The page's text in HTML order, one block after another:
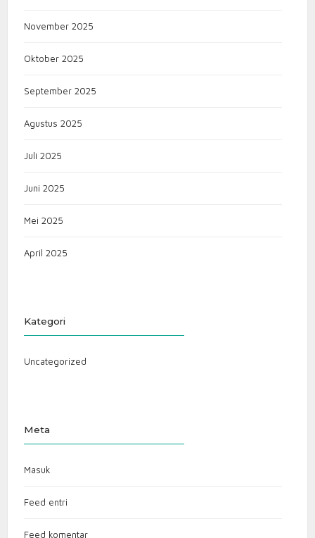
November 2025
Oktober 2025
September 2025
Agustus 2025
Juli 2025
Juni 2025
Mei 2025
April 2025
Kategori
Uncategorized
Meta
Masuk
Feed entri
Feed komentar